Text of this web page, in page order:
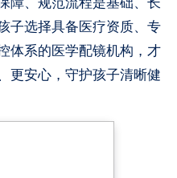
子选择具备医疗资质、专
体系的医学配镜机构，才
更安心，守护孩子清晰健